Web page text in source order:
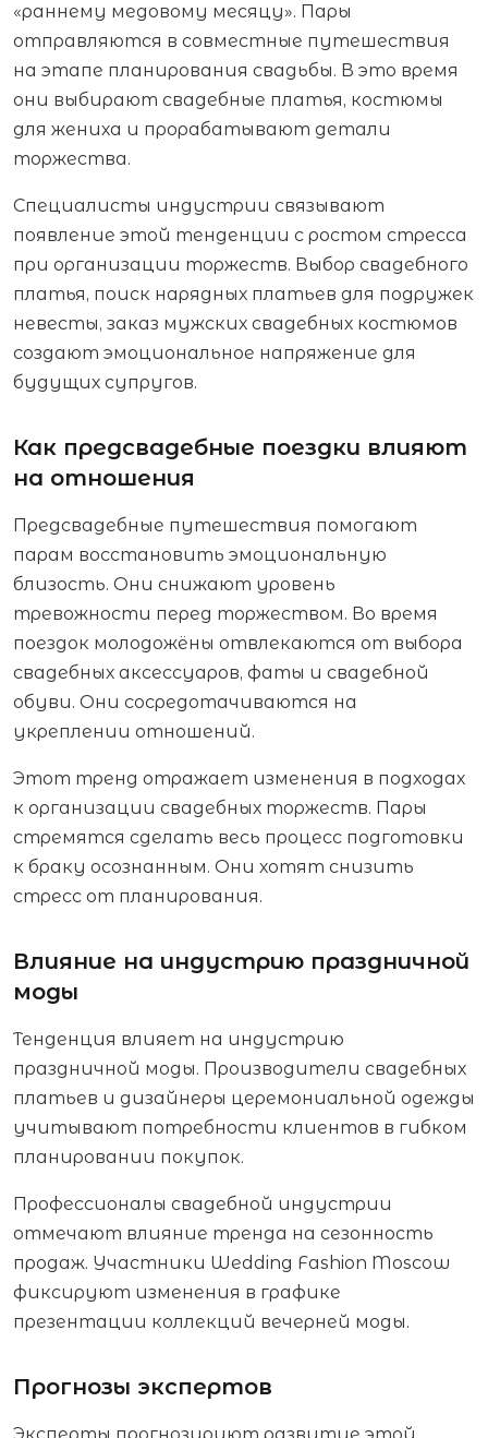
«раннему медовому месяцу». Пары
отправляются в совместные путешествия
на этапе планирования свадьбы. В это время
они выбирают свадебные платья, костюмы
для жениха и прорабатывают детали
торжества.
Специалисты индустрии связывают
появление этой тенденции с ростом стресса
при организации торжеств. Выбор свадебного
платья, поиск нарядных платьев для подружек
невесты, заказ мужских свадебных костюмов
создают эмоциональное напряжение для
будущих супругов.
Как предсвадебные поездки влияют
на отношения
Предсвадебные путешествия помогают
парам восстановить эмоциональную
близость. Они снижают уровень
тревожности перед торжеством. Во время
поездок молодожёны отвлекаются от выбора
свадебных аксессуаров, фаты и свадебной
обуви. Они сосредотачиваются на
укреплении отношений.
Этот тренд отражает изменения в подходах
к организации свадебных торжеств. Пары
стремятся сделать весь процесс подготовки
к браку осознанным. Они хотят снизить
стресс от планирования.
Влияние на индустрию праздничной
моды
Тенденция влияет на индустрию
праздничной моды. Производители свадебных
платьев и дизайнеры церемониальной одежды
учитывают потребности клиентов в гибком
планировании покупок.
Профессионалы свадебной индустрии
отмечают влияние тренда на сезонность
продаж. Участники Wedding Fashion Moscow
фиксируют изменения в графике
презентации коллекций вечерней моды.
Прогнозы экспертов